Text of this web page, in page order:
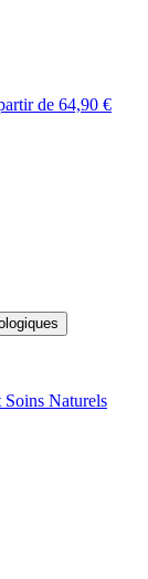
de 64,90 €
Soins Naturels